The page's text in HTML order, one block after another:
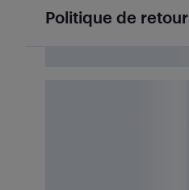
Politique de retour